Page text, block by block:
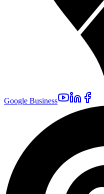
Google Business